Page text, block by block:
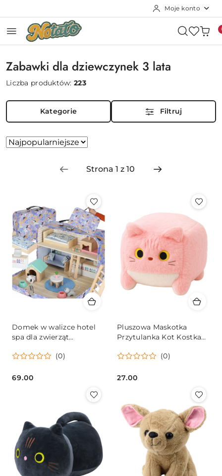
Moje konto
Zabawki dla dziewczynek 3 lata
Liczba produktów:223
Kategorie Filtruj
Zastosowano sortowanie: Najpopularniejsze.
Sortuj
Domek w walizce hotel
spa dla zwierząt
figurki
(0)
Cena:
69.00
Pluszowa Maskotka
Przytulanka Kot Kostka
(0)
Cena:
27.00